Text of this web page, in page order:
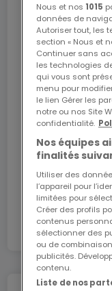
- Prix TVAC TVA
- Prix TVAC 3% :
conditions
l'administration
Pour toute
êtes intéressés,
mail ou par
216 049.
Internet
L'internet
Bénéficiez d’1
ATHOME26 sur
Luxembourg.
En
Nous et nos 1015
données de
Autoriser tout, les
section « Nous et
Continuer sans
les technologies
qui vous sont
menu pour
le lien Gérer les
notre ou nos Site
confidentialité.
Nos équipes
finalités
Utiliser des
l’appareil pour
limitées pour
Créer des profils
contenus
sélectionner des
ou de
publicités.
contenu.
Liste de nos